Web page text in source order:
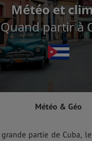
Météo et
Quand partir à
Météo & Géo
partie de Cuba,